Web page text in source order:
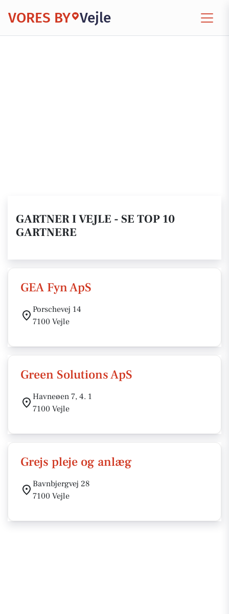
VORES BY Vejle
GARTNER I VEJLE - SE TOP 10
GARTNERE
GEA Fyn ApS
Porschevej 14
7100 Vejle
Green Solutions ApS
Havneøen 7, 4. 1
7100 Vejle
Grejs pleje og anlæg
Bavnbjergvej 28
7100 Vejle